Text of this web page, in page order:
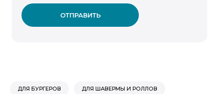
ОТПРАВИТЬ
ДЛЯ БУРГЕРОВ ДЛЯ ШАВЕРМЫ И РОЛЛОВ